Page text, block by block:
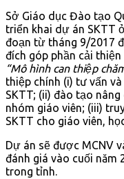
Sở Giáo dục Đào tạo
triển khai dự án SKTT
đoạn từ tháng 9/2017
đích góp phần cải
“Mô hình can thiệp
thiệp chính (i) tư vấn
SKTT; (ii) đào tạo
nhóm giáo viên; (iii)
SKTT cho giáo viên,
Dự án sẽ được MCNV
đánh giá vào cuối năm
trong tỉnh.